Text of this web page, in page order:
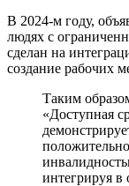
В 2024-м году,
людях с
сделан на
создание рабочих
Таким
«Доступная
интегрируя в